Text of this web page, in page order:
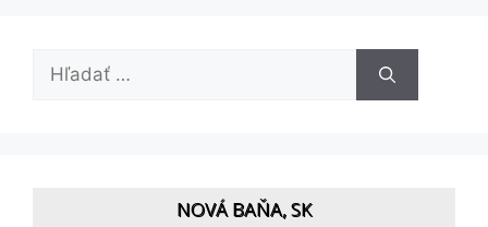
Hľadať:
NOVÁ BAŇA, SK